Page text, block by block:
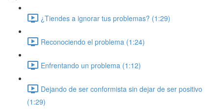
¿Tiendes a ignorar tus problemas? (1:29)
Reconociendo el problema (1:24)
Enfrentando un problema (1:12)
Dejando de ser conformista sin dejar de ser positivo
(1:29)